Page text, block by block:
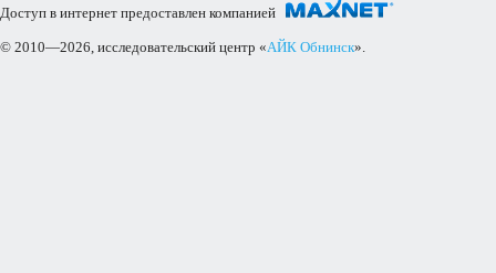
Доступ в интернет предоставлен компанией
© 2010—2026, исследовательский центр «АЙК Обнинск».